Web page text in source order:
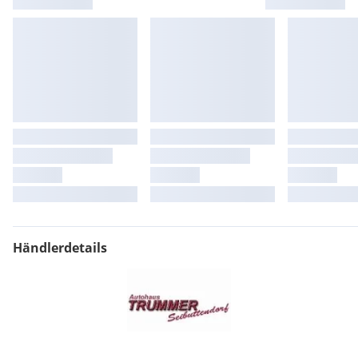
Händlerdetails